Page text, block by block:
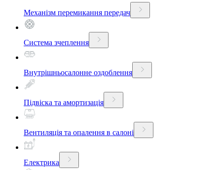
Механізм перемикання передач
Система зчеплення
Внутрішньосалонне оздоблення
Підвіска та амортизація
Вентиляція та опалення в салоні
Електрика